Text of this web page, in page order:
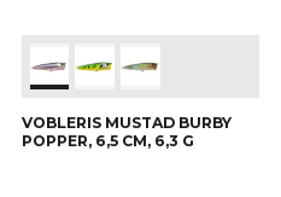
VOBLERIS MUSTAD BURBY
POPPER, 6,5 CM, 6,3 G